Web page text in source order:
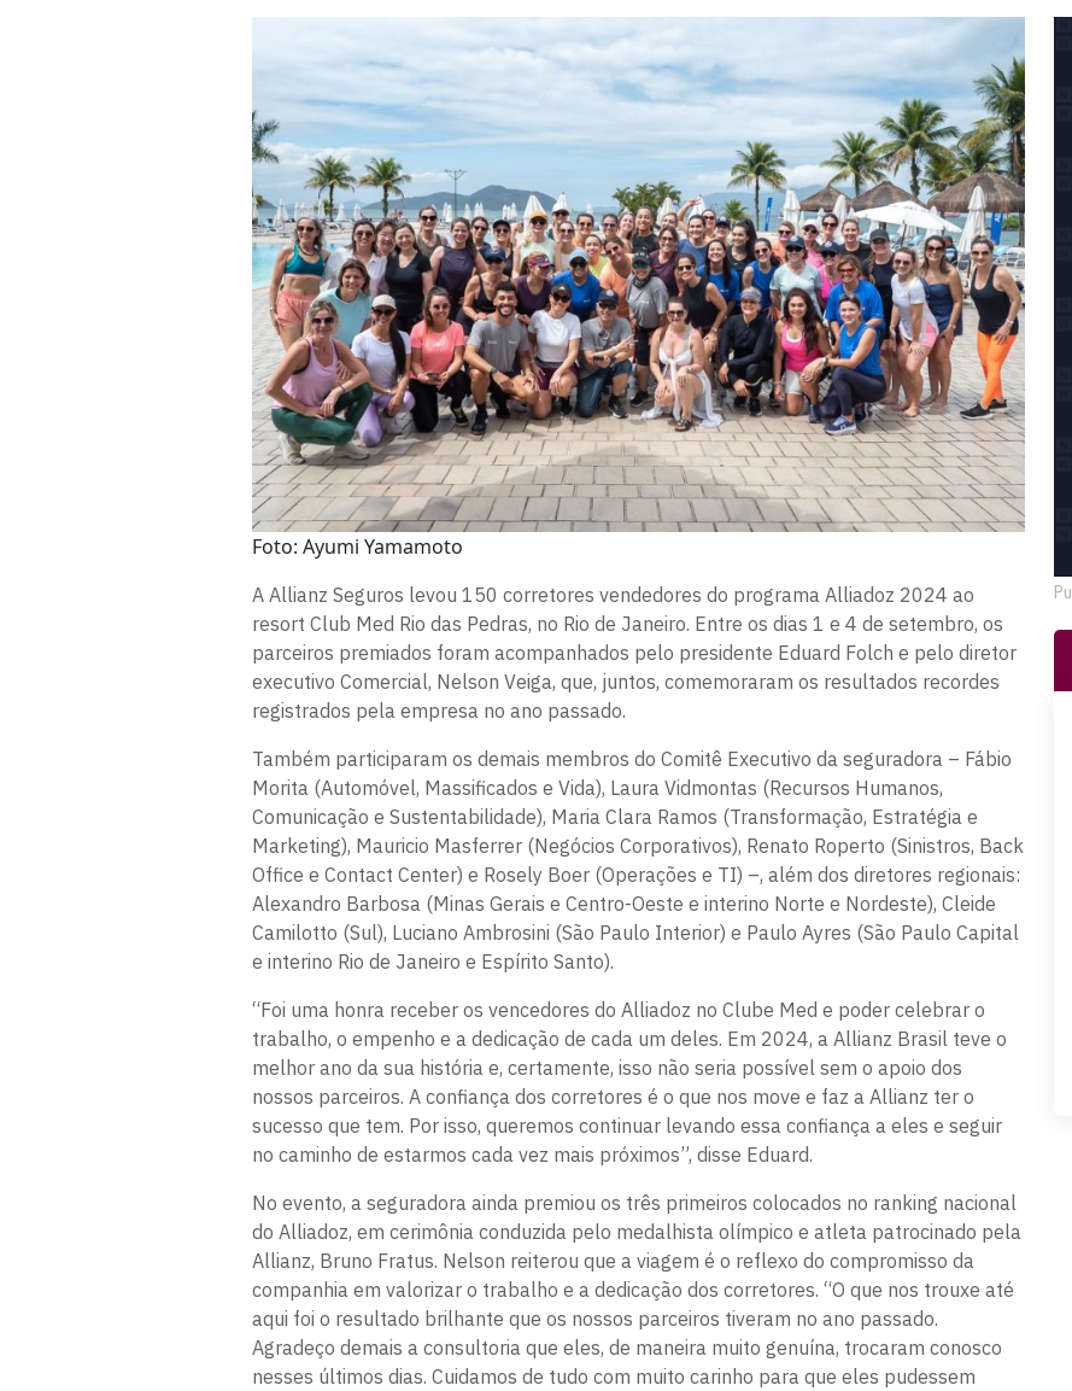
Foto: Ayumi Yamamoto
A Allianz Seguros levou 150 corretores vendedores do programa Alliadoz 2024 ao
resort Club Med Rio das Pedras, no Rio de Janeiro. Entre os dias 1 e 4 de setembro, os
parceiros premiados foram acompanhados pelo presidente Eduard Folch e pelo diretor
executivo Comercial, Nelson Veiga, que, juntos, comemoraram os resultados recordes
registrados pela empresa no ano passado.
Também participaram os demais membros do Comitê Executivo da seguradora – Fábio
Morita (Automóvel, Massificados e Vida), Laura Vidmontas (Recursos Humanos,
Comunicação e Sustentabilidade), Maria Clara Ramos (Transformação, Estratégia e
Marketing), Mauricio Masferrer (Negócios Corporativos), Renato Roperto (Sinistros, Back
Office e Contact Center) e Rosely Boer (Operações e TI) –, além dos diretores regionais:
Alexandro Barbosa (Minas Gerais e Centro-Oeste e interino Norte e Nordeste), Cleide
Camilotto (Sul), Luciano Ambrosini (São Paulo Interior) e Paulo Ayres (São Paulo Capital
e interino Rio de Janeiro e Espírito Santo).
“Foi uma honra receber os vencedores do Alliadoz no Clube Med e poder celebrar o
trabalho, o empenho e a dedicação de cada um deles. Em 2024, a Allianz Brasil teve o
melhor ano da sua história e, certamente, isso não seria possível sem o apoio dos
nossos parceiros. A confiança dos corretores é o que nos move e faz a Allianz ter o
sucesso que tem. Por isso, queremos continuar levando essa confiança a eles e seguir
no caminho de estarmos cada vez mais próximos”, disse Eduard.
No evento, a seguradora ainda premiou os três primeiros colocados no ranking nacional
do Alliadoz, em cerimônia conduzida pelo medalhista olímpico e atleta patrocinado pela
Allianz, Bruno Fratus. Nelson reiterou que a viagem é o reflexo do compromisso da
companhia em valorizar o trabalho e a dedicação dos corretores. “O que nos trouxe até
aqui foi o resultado brilhante que os nossos parceiros tiveram no ano passado.
Agradeço demais a consultoria que eles, de maneira muito genuína, trocaram conosco
nesses últimos dias. Cuidamos de tudo com muito carinho para que eles pudessem